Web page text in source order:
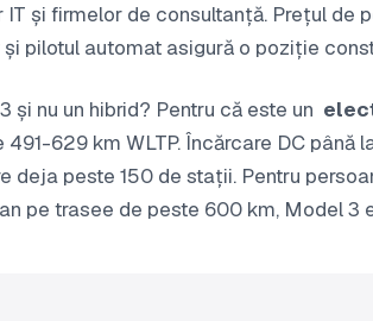
IT și firmelor de consultanță. Prețul de
pilotul automat asigură o poziție
și nu un hibrid? Pentru că este un
491-629 km WLTP. Încărcare DC
deja peste 150 de stații. Pentru
pe trasee de peste 600 km, Model 3